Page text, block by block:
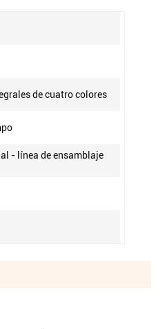
de cuatro colores
- línea de ensamblaje